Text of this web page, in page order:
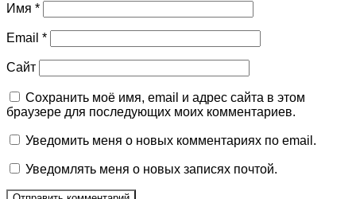
Имя *
Email *
Сайт
Сохранить моё имя, email и адрес сайта в этом
браузере для последующих моих комментариев.
Уведомить меня о новых комментариях по email.
Уведомлять меня о новых записях почтой.